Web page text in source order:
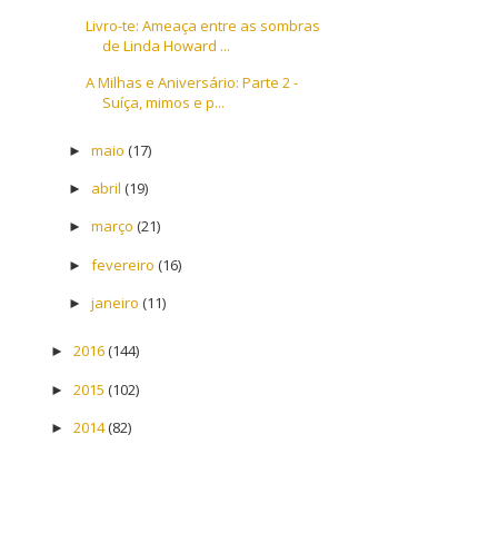
Livro-te: Ameaça entre as sombras
de Linda Howard ...
A Milhas e Aniversário: Parte 2 -
Suíça, mimos e p...
► maio (17)
► abril (19)
► março (21)
► fevereiro (16)
► janeiro (11)
► 2016(144)
► 2015 (102)
► 2014(82)